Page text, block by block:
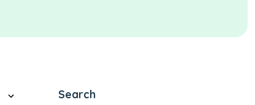
Search